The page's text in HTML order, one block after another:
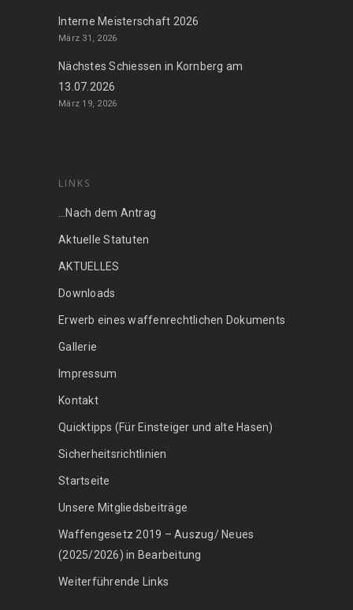
Interne Meisterschaft 2026
März 31, 2026
Nächstes Schiessen in Kornberg am
13.07.2026
März 19, 2026
LINKS
…Nach dem Antrag
Aktuelle Statuten
AKTUELLES
Downloads
Erwerb eines waffenrechtlichen Dokuments
Gallerie
Impressum
Kontakt
Quicktipps (Für Einsteiger und alte Hasen)
Sicherheitsrichtlinien
Startseite
Unsere Mitgliedsbeiträge
Waffengesetz 2019 – Auszug/ Neues
(2025/2026) in Bearbeitung
Weiterführende Links